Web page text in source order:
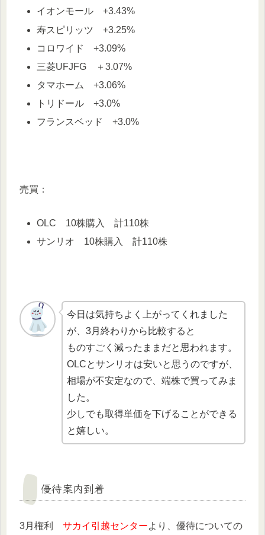
イオンモール +3.43%
寿スピリッツ +3.25%
コロワイド +3.09%
三菱UFJFG ＋3.07%
タマホーム +3.06%
トリドール +3.0%
フランスベッド +3.0%
売買：
OLC 10株購入 計110株
サンリオ 10株購入 計110株
今日は気持ちよく上がってくれました
が、3月終わりから比較すると
ものすごく減ったままだと思われます。
OLCとサンリオは安いと思うのですが、
相場が不安定なので、端株で買ってみま
した。
少しでも取得単価を下げることができる
と嬉しい。
優待案内到着
3月権利 サカイ引越センターより、優待についての